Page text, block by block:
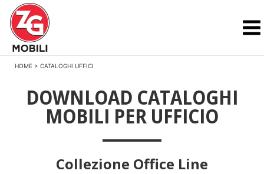
HOME > CATALOGHI UFFICI
DOWNLOAD CATALOGHI
MOBILI PER UFFICIO
Collezione Office Line